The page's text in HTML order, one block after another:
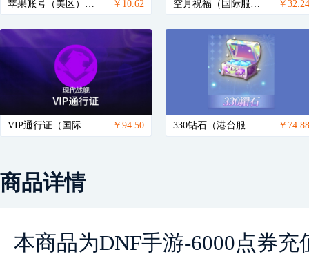
苹果账号（美区）-apple id-itunes id-appstore id ￥10.62 空月祝福（国际服）ID直充 原神Genshin Impact ￥32.24
VIP通行证（国际服）上号代充 现代战舰MODERN WARSHIPS ￥94.50 330钻石（港台服）ID直充无需账密 少女回战 ￥74.88
商品详情
本商品为DNF手游-6000点券